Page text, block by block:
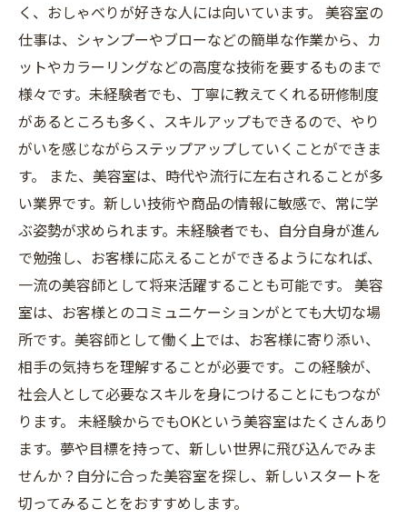
く、おしゃべりが好きな人には向いています。 美容室の
仕事は、シャンプーやブローなどの簡単な作業から、カ
ットやカラーリングなどの高度な技術を要するものまで
様々です。未経験者でも、丁寧に教えてくれる研修制度
があるところも多く、スキルアップもできるので、やり
がいを感じながらステップアップしていくことができま
す。 また、美容室は、時代や流行に左右されることが多
い業界です。新しい技術や商品の情報に敏感で、常に学
ぶ姿勢が求められます。未経験者でも、自分自身が進ん
で勉強し、お客様に応えることができるようになれば、
一流の美容師として将来活躍することも可能です。 美容
室は、お客様とのコミュニケーションがとても大切な場
所です。美容師として働く上では、お客様に寄り添い、
相手の気持ちを理解することが必要です。この経験が、
社会人として必要なスキルを身につけることにもつなが
ります。 未経験からでもOKという美容室はたくさんあり
ます。夢や目標を持って、新しい世界に飛び込んでみま
せんか？自分に合った美容室を探し、新しいスタートを
切ってみることをおすすめします。